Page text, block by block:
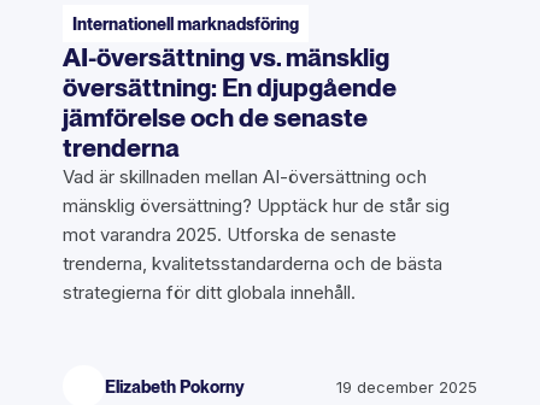
Internationell marknadsföring
AI-översättning vs. mänsklig
översättning: En djupgående
jämförelse och de senaste
trenderna
Vad är skillnaden mellan AI-översättning och
mänsklig översättning? Upptäck hur de står sig
mot varandra 2025. Utforska de senaste
trenderna, kvalitetsstandarderna och de bästa
strategierna för ditt globala innehåll.
Elizabeth Pokorny 19 december 2025